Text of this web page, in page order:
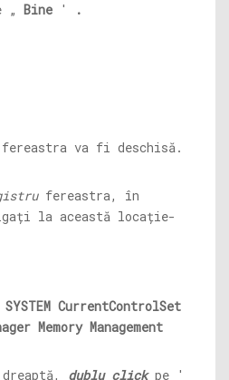
„ Bine ' .
va fi deschisă.
fereastra, în
la această locație-
SYSTEM CurrentControlSet
Memory Management
dublu click pe '